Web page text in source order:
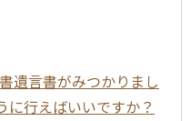
遺言書がみつかりまし
に行えばいいですか？